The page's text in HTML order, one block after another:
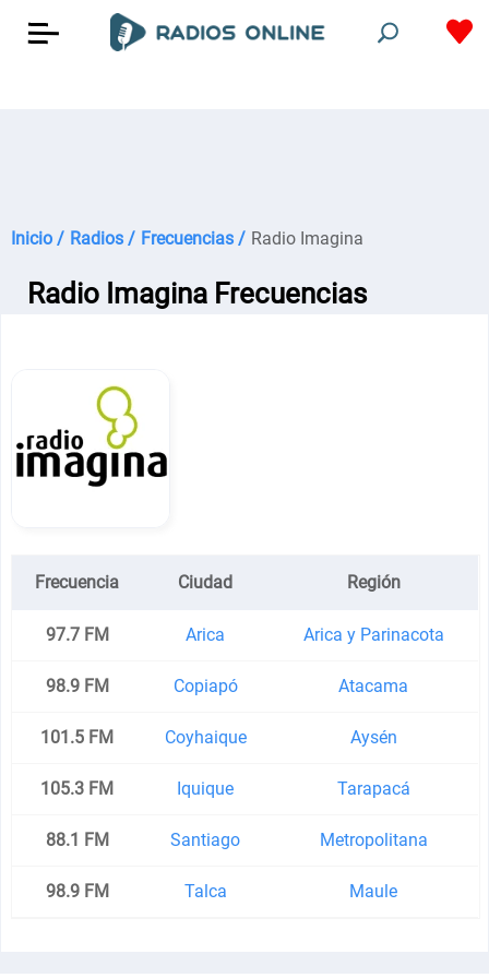
Inicio / Radios / Frecuencias / Radio Imagina
Radio Imagina Frecuencias
Frecuencia Ciudad Región
97.7 FM Arica Arica y Parinacota
98.9 FM Copiapó Atacama
101.5 FM Coyhaique Aysén
105.3 FM Iquique Tarapacá
88.1 FM Santiago Metropolitana
98.9 FM Talca Maule